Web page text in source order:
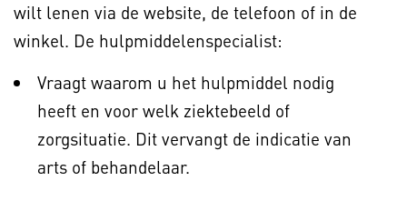
wilt lenen via de website, de telefoon of in de
winkel. De hulpmiddelenspecialist:
Vraagt waarom u het hulpmiddel nodig
heeft en voor welk ziektebeeld of
zorgsituatie. Dit vervangt de indicatie van
arts of behandelaar.